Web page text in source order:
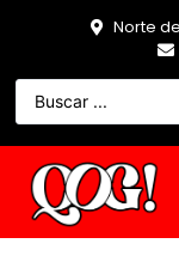
Norte